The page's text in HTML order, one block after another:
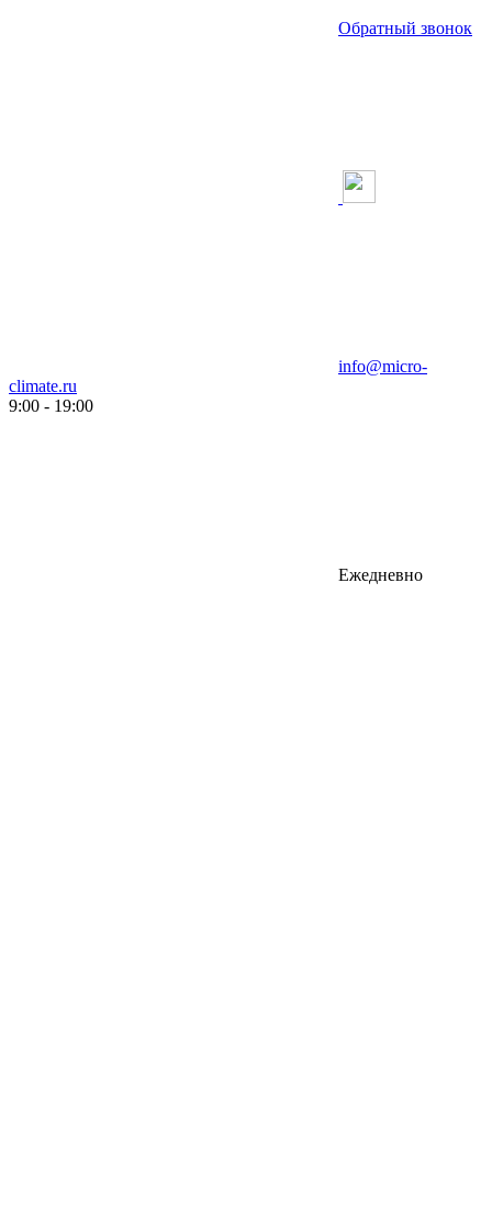
Обратный звонок
info@micro-
climate.ru
9:00 - 19:00
Ежедневно